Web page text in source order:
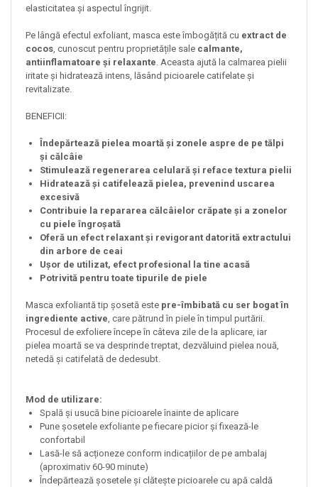
elasticitatea și aspectul îngrijit.
Pe lângă efectul exfoliant, masca este îmbogățită cu extract de
cocos , cunoscut pentru proprietățile sale calmante,
antiinflamatoare și relaxante . Aceasta ajută la calmarea pielii
iritate și hidratează intens, lăsând picioarele catifelate și
revitalizate.
BENEFICII:
Îndepărtează pielea moartă și zonele aspre de pe tălpi
și călcâie
Stimulează regenerarea celulară și reface textura pielii
Hidratează și catifelează pielea, prevenind uscarea
excesivă
Contribuie la repararea călcâielor crăpate și a zonelor
cu piele îngroșată
Oferă un efect relaxant și revigorant datorită extractului
din arbore de ceai
Ușor de utilizat, efect profesional la tine acasă
Potrivită pentru toate tipurile de piele
Masca exfoliantă tip șosetă este pre-îmbibată cu ser bogat în
ingrediente active , care pătrund în piele în timpul purtării.
Procesul de exfoliere începe în câteva zile de la aplicare, iar
pielea moartă se va desprinde treptat, dezvăluind pielea nouă,
netedă și catifelată de dedesubt.
Mod de utilizare:
Spală și usucă bine picioarele înainte de aplicare
Pune șosetele exfoliante pe fiecare picior și fixează-le
confortabil
Lasă-le să acționeze conform indicațiilor de pe ambalaj
(aproximativ 60-90 minute)
Îndepărtează șosetele și clătește picioarele cu apă caldă